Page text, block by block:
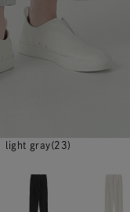
light gray(23)